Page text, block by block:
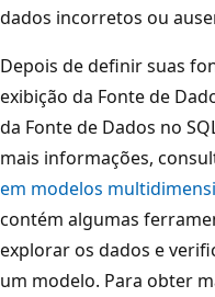
dados incorretos ou
Depois de definir suas
exibição da Fonte de
da Fonte de Dados no
mais informações,
em modelos
contém algumas
explorar os dados e
um modelo. Para obter